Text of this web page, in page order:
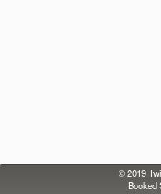
© 2019
Booked